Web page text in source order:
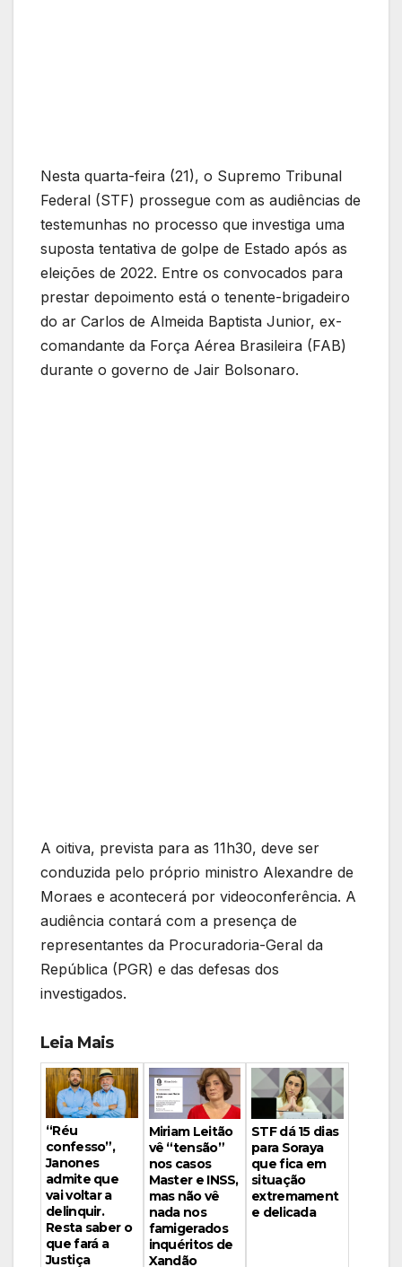
Nesta quarta-feira (21), o Supremo Tribunal
Federal (STF) prossegue com as audiências de
testemunhas no processo que investiga uma
suposta tentativa de golpe de Estado após as
eleições de 2022. Entre os convocados para
prestar depoimento está o tenente-brigadeiro
do ar Carlos de Almeida Baptista Junior, ex-
comandante da Força Aérea Brasileira (FAB)
durante o governo de Jair Bolsonaro.
A oitiva, prevista para as 11h30, deve ser
conduzida pelo próprio ministro Alexandre de
Moraes e acontecerá por videoconferência. A
audiência contará com a presença de
representantes da Procuradoria-Geral da
República (PGR) e das defesas dos
investigados.
Leia Mais
“Réu
confesso”,
Janones
admite que
vai voltar a
delinquir.
Resta saber o
que fará a
Justiça
Miriam Leitão
vê “tensão”
nos casos
Master e INSS,
mas não vê
nada nos
famigerados
inquéritos de
Xandão
STF dá 15 dias
para Soraya
que fica em
situação
extremament
e delicada